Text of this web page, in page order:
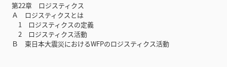
第22章 ロジスティクス
Ａ ロジスティクスとは
1 ロジスティクスの定義
2 ロジスティクス活動
Ｂ 東日本大震災におけるWFPのロジスティクス活動